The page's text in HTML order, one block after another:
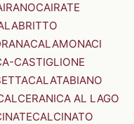
CAIRATE
CALAMONACI
CASTIGLIONE
CALATABIANO
AL LAGO
CALCINATO